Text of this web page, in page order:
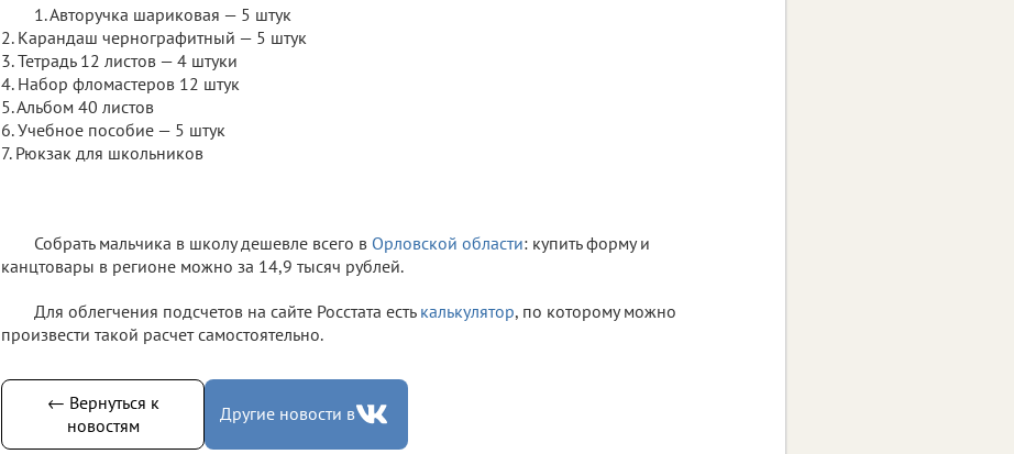
1. Авторучка шариковая — 5 штук
2. Карандаш чернографитный — 5 штук
3. Тетрадь 12 листов — 4 штуки
4. Набор фломастеров 12 штук
5. Альбом 40 листов
6. Учебное пособие — 5 штук
7. Рюкзак для школьников
Собрать мальчика в школу дешевле всего в Орловской области: купить форму и
канцтовары в регионе можно за 14,9 тысяч рублей.
Для облегчения подсчетов на сайте Росстата есть калькулятор, по которому можно
произвести такой расчет самостоятельно.
← Вернуться к
новостям
Другие новости в